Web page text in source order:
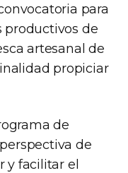
para
productivos de
artesanal de
propiciar
de
de
y facilitar el